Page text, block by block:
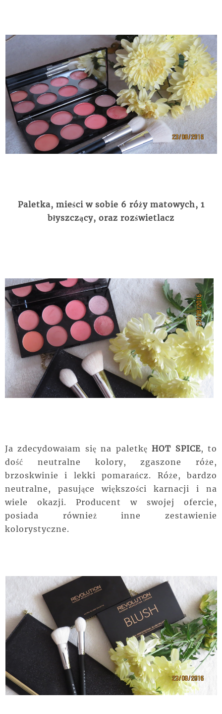
Paletka, mieści w sobie 6 róży matowych, 1
błyszczący, oraz rozświetlacz
Ja zdecydowałam się na paletkę HOT SPICE, to
dość neutralne kolory, zgaszone róże,
brzoskwinie i lekki pomarańcz. Róże, bardzo
neutralne, pasujące większości karnacji i na
wiele okazji. Producent w swojej ofercie,
posiada również inne zestawienie
kolorystyczne.